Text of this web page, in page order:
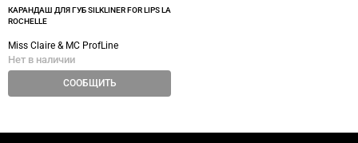
КАРАНДАШ ДЛЯ ГУБ SILKLINER FOR LIPS LA
ROCHELLE
Miss Claire & MC ProfLine
Нет в наличии
СООБЩИТЬ